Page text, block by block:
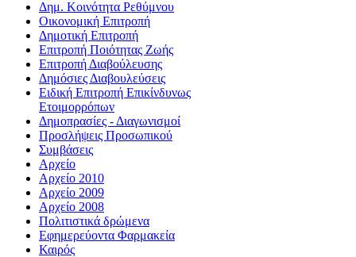
Δημ. Κοινότητα Ρεθύμνου
Οικονομική Επιτροπή
Δημοτική Επιτροπή
Επιτροπή Ποιότητας Ζωής
Επιτροπή Διαβούλευσης
Δημόσιες Διαβουλεύσεις
Ειδική Επιτροπή Επικίνδυνως
Ετοιμορρόπων
Δημοπρασίες - Διαγωνισμοί
Προσλήψεις Προσωπικού
Συμβάσεις
Αρχείο
Αρχείο 2010
Αρχείο 2009
Αρχείο 2008
Πολιτιστικά δρώμενα
Εφημερεύοντα Φαρμακεία
Καιρός